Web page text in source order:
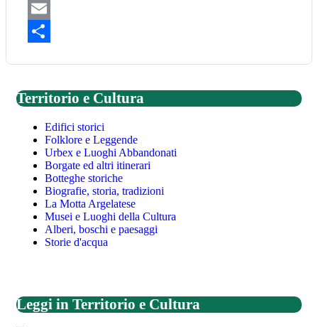
WhatsApp
Email
Territorio e Cultura
Edifici storici
Folklore e Leggende
Urbex e Luoghi Abbandonati
Borgate ed altri itinerari
Botteghe storiche
Biografie, storia, tradizioni
La Motta Argelatese
Musei e Luoghi della Cultura
Alberi, boschi e paesaggi
Storie d'acqua
Leggi in Territorio e Cultura